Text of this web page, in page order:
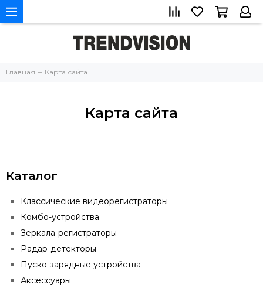
Главная Карта сайта
Карта сайта
Каталог
Классические видеорегистраторы
Комбо-устройства
Зеркала-регистраторы
Радар-детекторы
Пуско-зарядные устройства
Аксессуары